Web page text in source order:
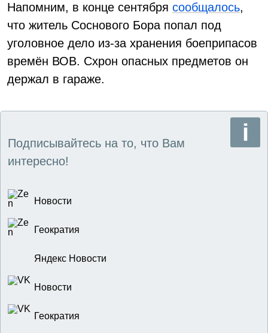
Напомним, в конце сентября сообщалось,
что житель Соснового Бора попал под
уголовное дело из-за хранения боеприпасов
времён ВОВ. Схрон опасных предметов он
держал в гараже.
Подписывайтесь на то, что Вам
интересно!
Новости
Геократия
Яндекс Новости
Новости
Геократия